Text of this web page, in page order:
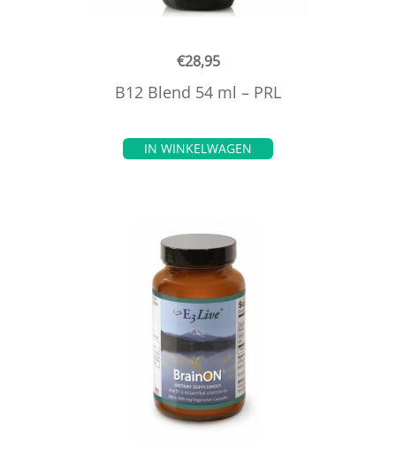
€28,95
B12 Blend 54 ml – PRL
IN WINKELWAGEN